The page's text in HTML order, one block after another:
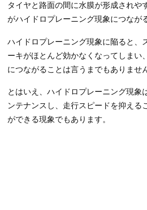
タイヤと路面の間に水膜が形成されや
がハイドロプレーニング現象につなが
ハイドロプレーニング現象に陥ると、
ーキがほとんど効かなくなってしまい
につながることは言うまでもありませ
とはいえ、ハイドロプレーニング現象
ンテナンスし、走行スピードを抑える
ができる現象でもあります。